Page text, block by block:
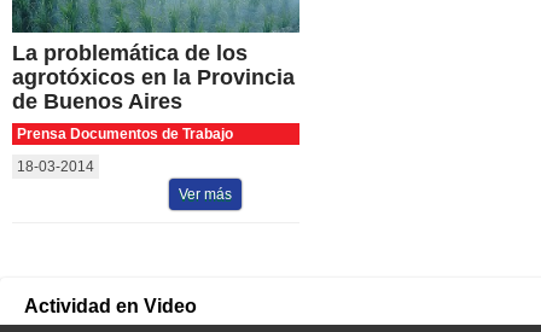
La problemática de los
agrotóxicos en la Provincia
de Buenos Aires
Prensa Documentos de Trabajo
18-03-2014
Ver más
Actividad en Video